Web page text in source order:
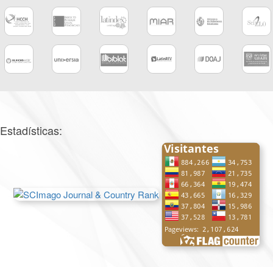
Estadísticas: